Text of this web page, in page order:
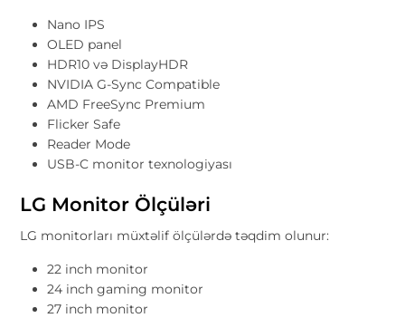
Nano IPS
OLED panel
HDR10 və DisplayHDR
NVIDIA G-Sync Compatible
AMD FreeSync Premium
Flicker Safe
Reader Mode
USB-C monitor texnologiyası
LG Monitor Ölçüləri
LG monitorları müxtəlif ölçülərdə təqdim olunur:
22 inch monitor
24 inch gaming monitor
27 inch monitor